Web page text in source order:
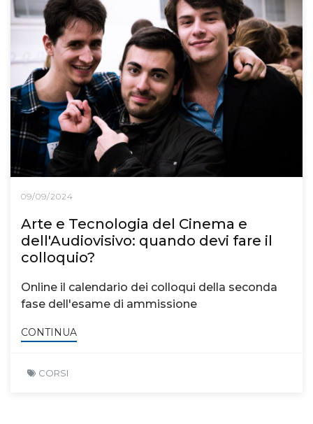
09/09/2024
Arte e Tecnologia del Cinema e
dell'Audiovisivo: quando devi fare il
colloquio?
Online il calendario dei colloqui della seconda
fase dell'esame di ammissione
CONTINUA
CORSI